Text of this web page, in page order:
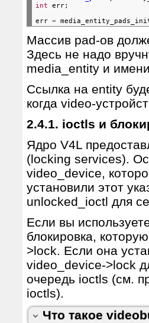
int
err;
err =
Массив pad-ов
Здесь не надо
media_entity и
Ссылка на entity
когда video-
2.4.1. ioctls и
Ядро V4L
(locking services).
video_device,
установили этот
unlocked_ioctl для
Если вы
блокировка,
>lock. Если она
video_device->lock
очередь ioctls (см.
ioctls).
Что такое
Для вывода видео
1. QBUF → Буфер
2. DQBUF →
3. STREAMON →
[Преимущества
- Стандартизация:
-
памятью
- Безопасность:
- Поддержка Zero-
[Практическое
Драйверы,
- Обработчики
- Callback-и для
- Поддержку
Videobuf2
беря на себя
синхронизации,
специфичной для